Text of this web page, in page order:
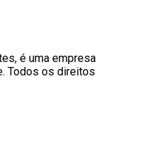
é uma empresa
Todos os direitos